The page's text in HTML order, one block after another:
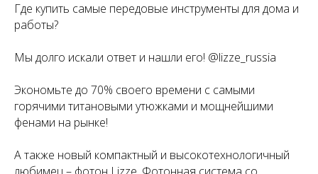
Где купить самые передовые инструменты для дома и
работы?
Мы долго искали ответ и нашли его! @lizze_russia
Экономьте до 70% своего времени с самыми
горячими титановыми утюжками и мощнейшими
фенами на рынке!
А также новый компактный и высокотехнологичный